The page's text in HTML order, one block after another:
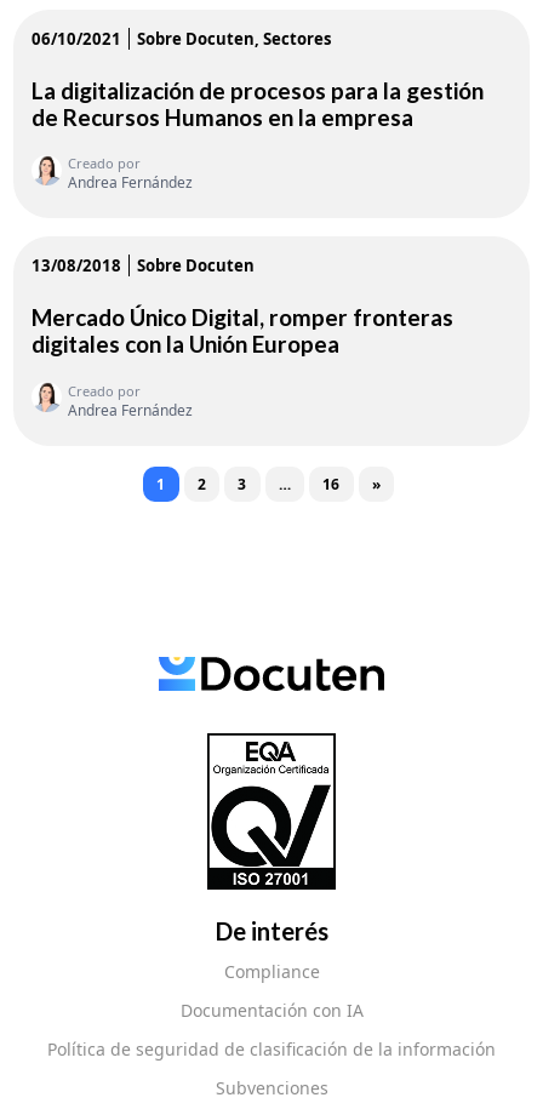
06/10/2021 Sobre Docuten Sectores
La digitalización de procesos para la gestión
de Recursos Humanos en la empresa
Creado por
Andrea Fernández
13/08/2018 Sobre Docuten
Mercado Único Digital, romper fronteras
digitales con la Unión Europea
Creado por
Andrea Fernández
Posts navigation
1 2 3 … 16 »
De interés
Compliance
Documentación con IA
Política de seguridad de clasificación de la información
Subvenciones